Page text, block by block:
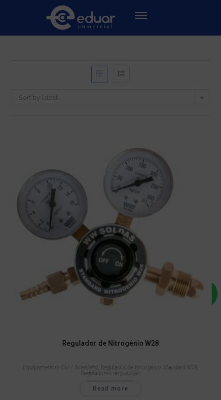
Sort by latest
Regulador de Nitrogênio W28
Equipamentos Oxi / Acetileno, Regulador de Nitrogênio Standard W28,
Reguladores de pressão
Read more